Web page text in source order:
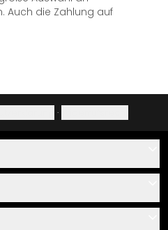
Auch die Zahlung auf
·